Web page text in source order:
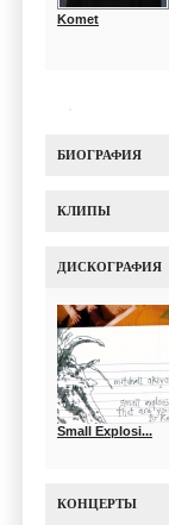
Komet
БИОГРАФИЯ
КЛИПЫ
ДИСКОГРАФИЯ
Small Explosi...
КОНЦЕРТЫ